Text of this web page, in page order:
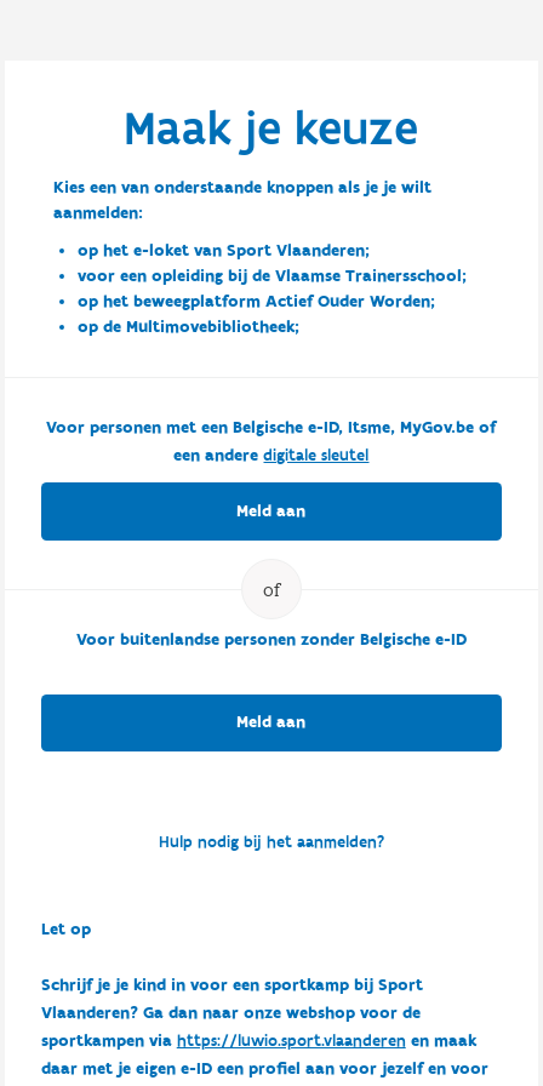
Maak je keuze
Kies een van onderstaande knoppen als je je wilt
aanmelden:
op het e-loket van Sport Vlaanderen;
voor een opleiding bij de Vlaamse Trainersschool;
op het beweegplatform Actief Ouder Worden;
op de Multimovebibliotheek;
Voor personen met een Belgische e-ID, Itsme, MyGov.be of
een anderedigitale sleutel
Meld aan
Voor buitenlandse personen zonder Belgische e-ID
Meld aan
Hulp nodig bij het aanmelden?
Let op
Schrijf je je kind in voor een sportkamp bij Sport
Vlaanderen? Ga dan naar onze webshop voor de
sportkampen via https://luwio.sport.vlaanderenen maak
daar met je eigen e-ID een profiel aan voor jezelf en voor